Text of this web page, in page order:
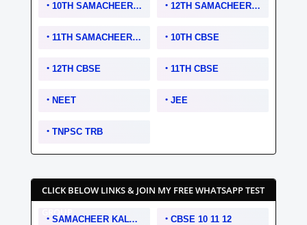
10TH SAMACHEER KALVI 12TH SAMACHEER KALVI
11TH SAMACHEER KALVI 10TH CBSE
12TH CBSE 11TH CBSE
NEET JEE
TNPSC TRB
CLICK BELOW LINKS & JOIN MY FREE WHATSAPP TEST
SAMACHEER KALVI 10 11 12 CBSE 10 11 12